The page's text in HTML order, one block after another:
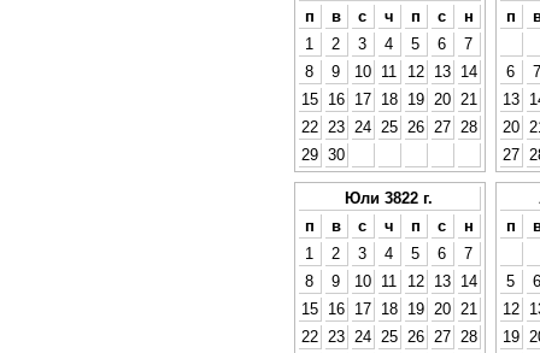
п
в с ч п с
н
1
2 3 4 5 6
7
8
9 10 11 12 13
14
15
16 17 18 19 20
21
22
23 24 25 26 27
28
29 30
п
6
7
13
20
27
Юли 3822 г.
п
в с ч п с
н
1
2 3 4 5 6
7
8
9 10 11 12 13
14
15
16 17 18 19 20
21
22
23 24 25 26 27
28
п
5
6
12
19